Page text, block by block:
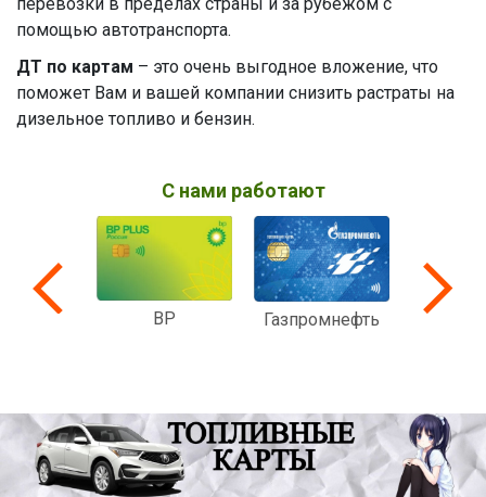
помощью автотранспорта.
ДТ по картам – это очень выгодное вложение, что
поможет Вам и вашей компании снизить растраты на
дизельное топливо и бензин.
С нами работают
BP Газпромнефть